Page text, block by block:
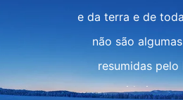
e da terra e de
não são
resumidas pelo
mas a vida